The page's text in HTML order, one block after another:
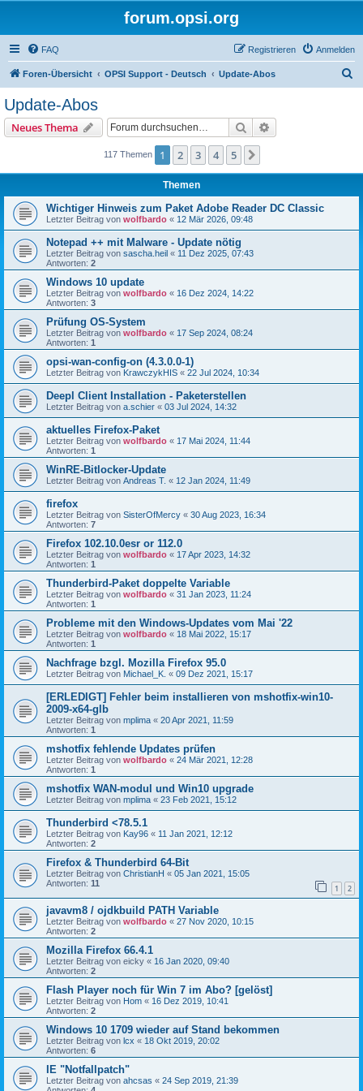
forum.opsi.org
FAQ Anmelden
Registrieren
Foren-Übersicht OPSI Support - Deutsch Update-Abos
Update-Abos
Neues Thema Suche
117 Themen 1 2 3 4 5
Themen
Wichtiger Hinweis zum Paket Adobe Reader DC Classic
Letzter Beitrag von wolfbardo « 12 Mär 2026, 09:48
Notepad ++ mit Malware - Update nötig
Letzter Beitrag von sascha.heil « 11 Dez 2025, 07:43
Antworten: 2
Windows 10 update
Letzter Beitrag von wolfbardo « 16 Dez 2024, 14:22
Antworten: 3
Prüfung OS-System
Letzter Beitrag von wolfbardo « 17 Sep 2024, 08:24
Antworten: 1
opsi-wan-config-on (4.3.0.0-1)
Letzter Beitrag von KrawczykHIS « 22 Jul 2024, 10:34
Deepl Client Installation - Paketerstellen
Letzter Beitrag von a.schier « 03 Jul 2024, 14:32
aktuelles Firefox-Paket
Letzter Beitrag von wolfbardo « 17 Mai 2024, 11:44
Antworten: 1
WinRE-Bitlocker-Update
Letzter Beitrag von Andreas T. « 12 Jan 2024, 11:49
firefox
Letzter Beitrag von SisterOfMercy « 30 Aug 2023, 16:34
Antworten: 7
Firefox 102.10.0esr or 112.0
Letzter Beitrag von wolfbardo « 17 Apr 2023, 14:32
Antworten: 1
Thunderbird-Paket doppelte Variable
Letzter Beitrag von wolfbardo « 31 Jan 2023, 11:24
Antworten: 1
Probleme mit den Windows-Updates vom Mai '22
Letzter Beitrag von wolfbardo « 18 Mai 2022, 15:17
Antworten: 1
Nachfrage bzgl. Mozilla Firefox 95.0
Letzter Beitrag von Michael_K. « 09 Dez 2021, 15:17
[ERLEDIGT] Fehler beim installieren von mshotfix-win10-
2009-x64-glb
Letzter Beitrag von mplima « 20 Apr 2021, 11:59
Antworten: 1
mshotfix fehlende Updates prüfen
Letzter Beitrag von wolfbardo « 24 Mär 2021, 12:28
Antworten: 1
mshotfix WAN-modul und Win10 upgrade
Letzter Beitrag von mplima « 23 Feb 2021, 15:12
Thunderbird <78.5.1
Letzter Beitrag von Kay96 « 11 Jan 2021, 12:12
Antworten: 2
Firefox & Thunderbird 64-Bit
Letzter Beitrag von ChristianH « 05 Jan 2021, 15:05
Antworten: 11 1 2
javavm8 / ojdkbuild PATH Variable
Letzter Beitrag von wolfbardo « 27 Nov 2020, 10:15
Antworten: 2
Mozilla Firefox 66.4.1
Letzter Beitrag von eicky « 16 Jan 2020, 09:40
Antworten: 2
Flash Player noch für Win 7 im Abo? [gelöst]
Letzter Beitrag von Hom « 16 Dez 2019, 10:41
Antworten: 2
Windows 10 1709 wieder auf Stand bekommen
Letzter Beitrag von lcx « 18 Okt 2019, 20:02
Antworten: 6
IE "Notfallpatch"
Letzter Beitrag von ahcsas « 24 Sep 2019, 21:39